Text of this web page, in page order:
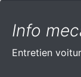
Info
Entretien